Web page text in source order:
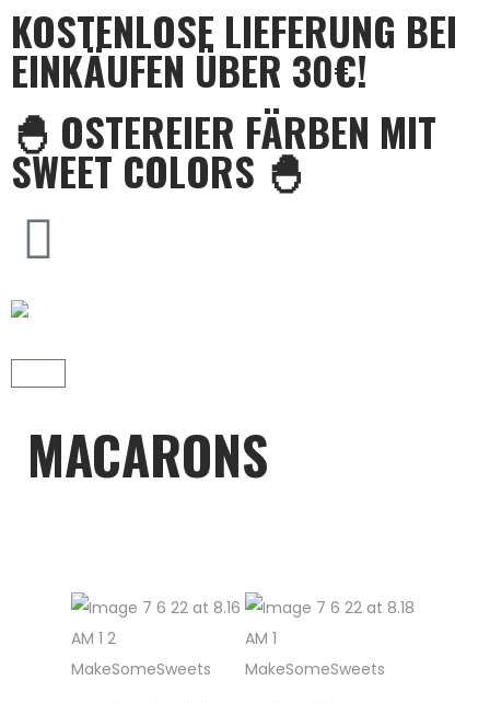
KOSTENLOSE LIEFERUNG BEI
EINKÄUFEN ÜBER 30€!
🐣 OSTEREIER FÄRBEN MIT
SWEET COLORS 🐣
MACARONS